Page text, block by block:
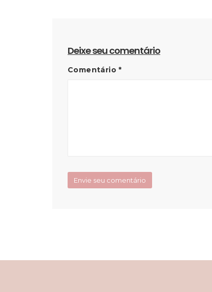
Deixe seu comentário
Comentário *